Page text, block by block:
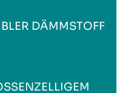
DÄMMSTOFF